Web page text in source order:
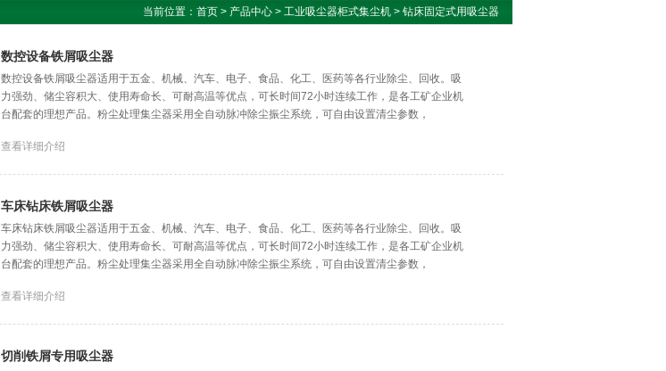
当前位置： 首页 > 产品中心 > 工业吸尘器柜式集尘机 > 钻床固定式用吸尘器
数控设备铁屑吸尘器
数控设备铁屑吸尘器适用于五金、机械、汽车、电子、食品、化工、医药等各行业除尘、回收。吸
力强劲、储尘容积大、使用寿命长、可耐高温等优点，可长时间72小时连续工作，是各工矿企业机
台配套的理想产品。粉尘处理集尘器采用全自动脉冲除尘振尘系统，可自由设置清尘参数，
查看详细介绍
车床钻床铁屑吸尘器
车床钻床铁屑吸尘器适用于五金、机械、汽车、电子、食品、化工、医药等各行业除尘、回收。吸
力强劲、储尘容积大、使用寿命长、可耐高温等优点，可长时间72小时连续工作，是各工矿企业机
台配套的理想产品。粉尘处理集尘器采用全自动脉冲除尘振尘系统，可自由设置清尘参数，
查看详细介绍
切削铁屑专用吸尘器